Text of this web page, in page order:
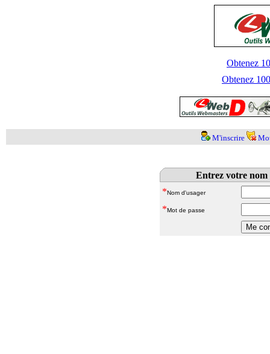
Obtenez
Obtenez
M'inscrire
Entrez votre nom
*Nom d'usager
*Mot de passe